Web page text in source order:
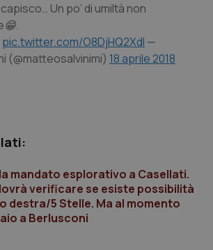
Un po’ di umiltà non
pic.twitter.com/O8DjHQ2XdI —
(@matteosalvinimi) 18 aprile 2018
mandato esplorativo a Casellati.
verificare se esiste possibilità
destra/5 Stelle. Ma al momento
a Berlusconi